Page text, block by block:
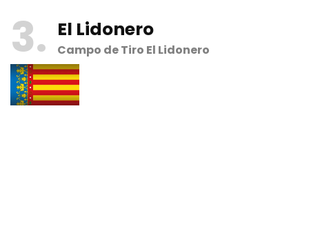
3 El Lidonero
Campo de Tiro El Lidonero